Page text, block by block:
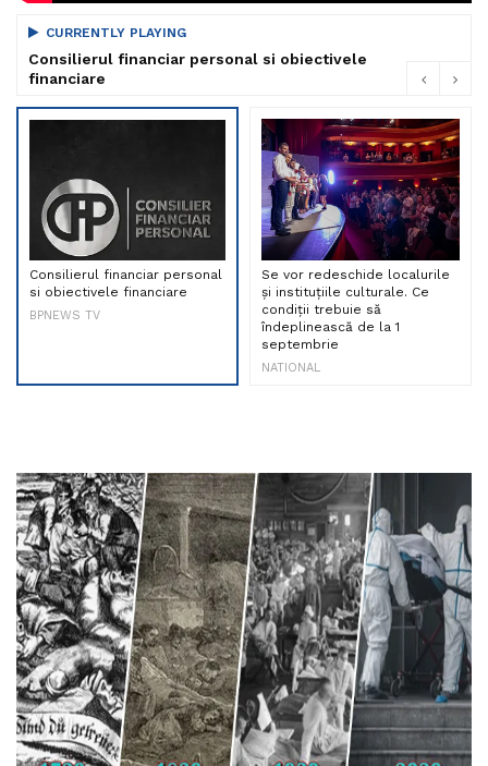
CURRENTLY PLAYING
Consilierul financiar personal si obiectivele
financiare
Consilierul financiar personal
si obiectivele financiare
BPNEWS TV
Se vor redeschide localurile
și instituțiile culturale. Ce
condiții trebuie să
îndeplinească de la 1
septembrie
NATIONAL